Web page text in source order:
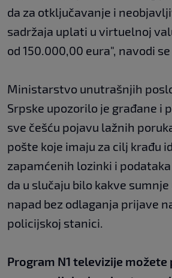
da za otključavanje i
sadržaja uplati u virtuelnoj
od 150.000,00 eura", navodi
Ministarstvo unutrašnjih
Srpske upozorilo je građane i
sve češću pojavu lažnih
pošte koje imaju za cilj krađu
zapamćenih lozinki i
da u slučaju bilo kakve
napad bez odlaganja prijave
policijskoj stanici.
Program N1 televizije možete